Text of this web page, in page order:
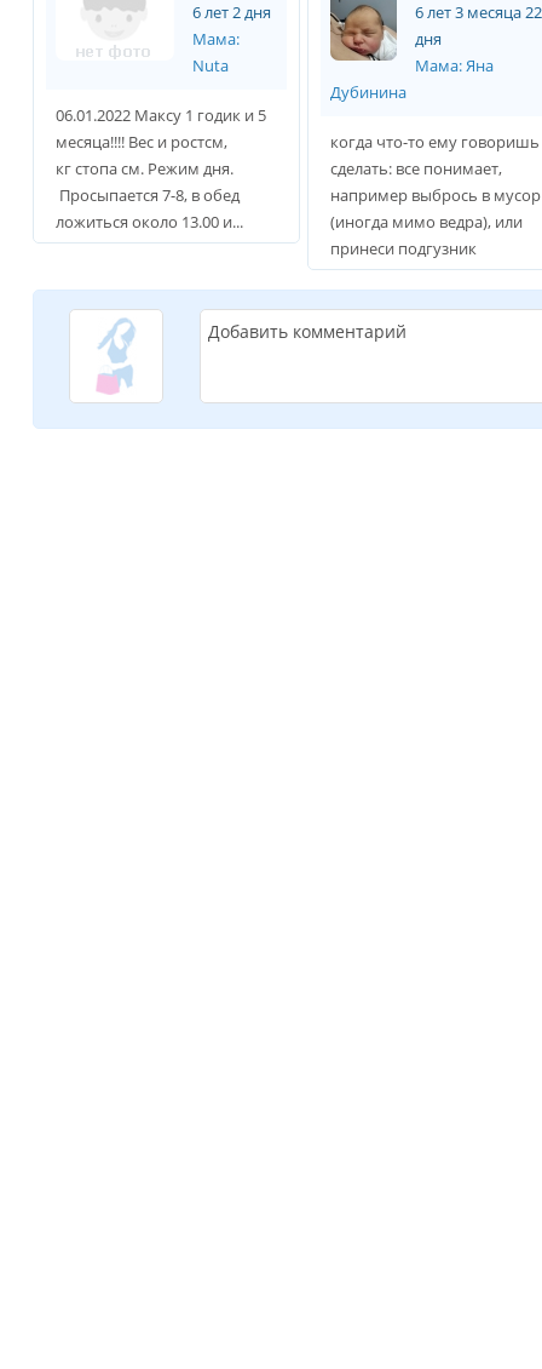
6 лет 2 дня
Мама:
Nuta
06.01.2022 Максу 1 годик и 5
месяца!!!! Вес и ростсм,
кг стопа см. Режим дня.
Просыпается 7-8, в обед
ложиться около 13.00 и...
6 лет 3 месяца 22
дня
Мама: Яна
Дубинина
когда что-то ему говоришь
сделать: все понимает,
например выбрось в мусор
(иногда мимо ведра), или
принеси подгузник
Добавить комментарий